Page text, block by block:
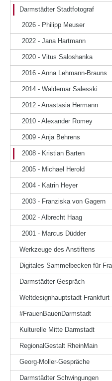
Darmstädter Stadtfotograf
2026 - Philipp Meuser
2022 - Jana Hartmann
2020 - Vitus Saloshanka
2016 - Anna Lehmann-Brauns
2014 - Waldemar Salesski
2012 - Anastasia Hermann
2010 - Alexander Romey
2009 - Anja Behrens
2008 - Kristian Barten
2005 - Michael Herold
2004 - Katrin Heyer
2003 - Franziska von Gagern
2002 - Albrecht Haag
2001 - Marcus Düdder
Werkzeuge des Anstiftens
Digitales Sammelbecken für
Darmstädter Gespräch
Weltdesignhauptstadt Frankfurt
#FrauenBauenDarmstadt
Kulturelle Mitte Darmstadt
RegionalGestalt RheinMain
Georg-Moller-Gespräche
Darmstädter Schwingungen